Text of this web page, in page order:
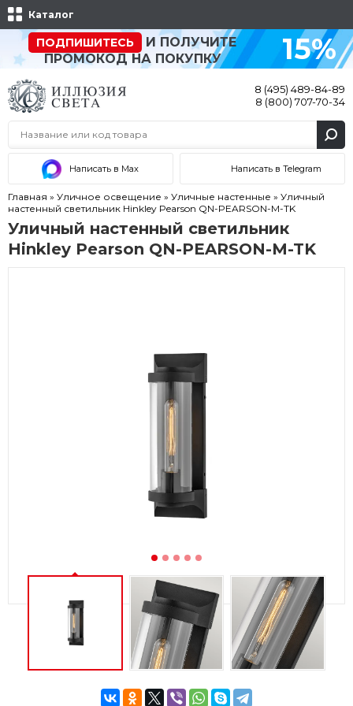
Каталог
ПОДПИШИТЕСЬ
И ПОЛУЧИТЕ
ПРОМОКОД НА ПОКУПКУ
15%
8 (495) 489-84-89
8 (800) 707-70-34
Написать в Max Написать в Telegram
Главная » Уличное освещение » Уличные настенные » Уличный
настенный светильник Hinkley Pearson QN-PEARSON-M-TK
Уличный настенный светильник
Hinkley Pearson QN-PEARSON-M-TK